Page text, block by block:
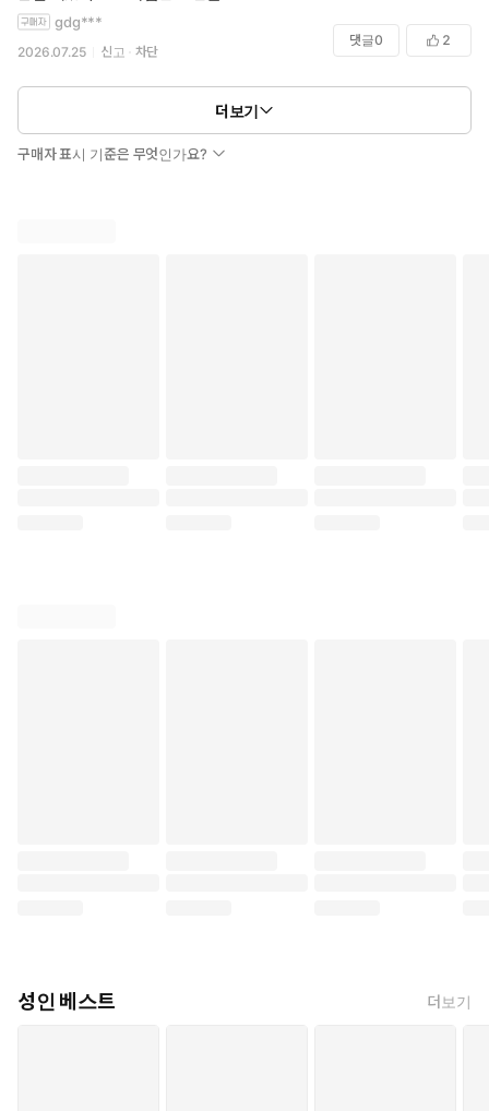
gdg***
2026.07.25 신고 차단
댓글0 2
더보기
구매자 표시 기준은 무엇인가요?
성인 베스트 더보기